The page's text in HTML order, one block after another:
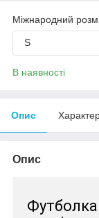
Міжнародний
S
В наявності
Опис
Опис
Футболка